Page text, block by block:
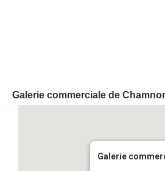
Galerie commerciale de
Galerie